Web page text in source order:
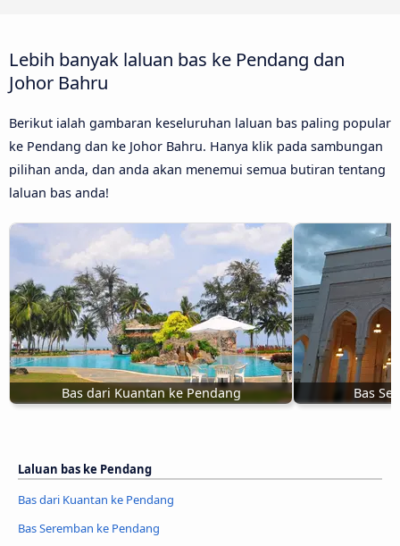
Lebih banyak laluan bas ke Pendang dan
Johor Bahru
Berikut ialah gambaran keseluruhan laluan bas paling popular
ke Pendang dan ke Johor Bahru. Hanya klik pada sambungan
pilihan anda, dan anda akan menemui semua butiran tentang
laluan bas anda!
Bas dari Kuantan ke Pendang Bas
Laluan bas ke Pendang
Bas dari Kuantan ke Pendang
Bas Seremban ke Pendang